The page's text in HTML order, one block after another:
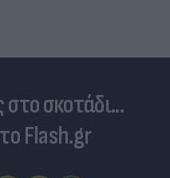
στο σκοτάδι...
Flash.gr